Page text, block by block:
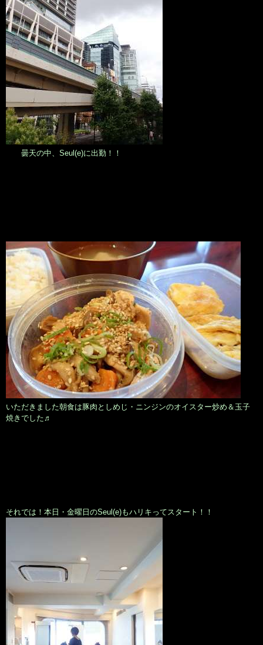
曇天の中、Seul(e)に出勤！！
いただきました朝食は豚肉としめじ・ニンジンのオイスター炒め＆玉子
焼きでした♬
それでは！本日・金曜日のSeul(e)もハリキってスタート！！